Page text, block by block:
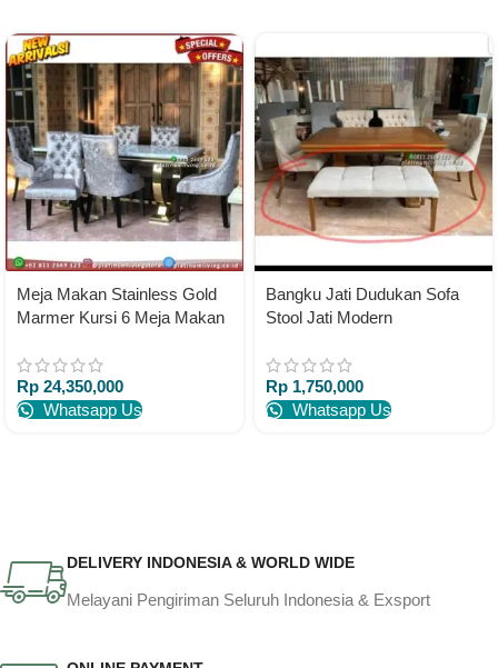
Meja Makan Stainless Gold
Marmer Kursi 6 Meja Makan
Rp 24,350,000
Whatsapp Us
Bangku Jati Dudukan Sofa
Stool Jati Modern
Rp 1,750,000
Whatsapp Us
DELIVERY INDONESIA & WORLD WIDE
Melayani Pengiriman Seluruh Indonesia & Exsport